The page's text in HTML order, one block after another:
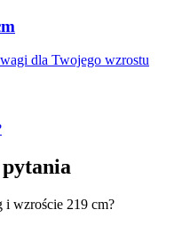
dla Twojego wzrostu
i wzroście 219 cm?